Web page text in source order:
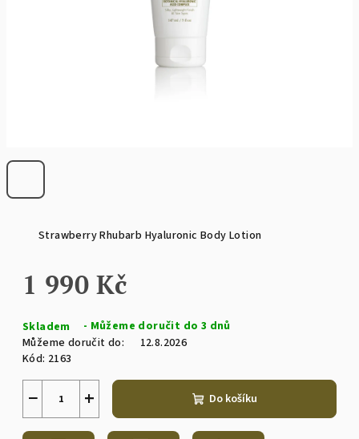
Strawberry Rhubarb Hyaluronic Body Lotion
1 990 Kč
cena:
Skladem
Můžeme doručit do:
12.8.2026
Kód: 2163
+
− Do košíku